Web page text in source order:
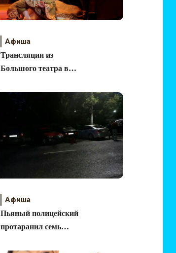
Афиша
Трансляции из
Большого театра в
Афиша
Пьяный полицейский
протаранил семь